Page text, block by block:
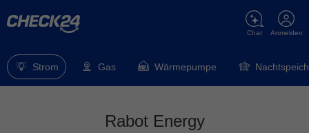
Anmelden
Chat
Strom Gas Wärmepumpe
Rabot Energy